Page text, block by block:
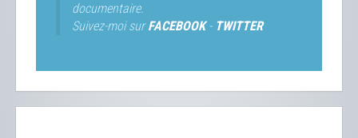
documentaire.
Suivez-moi surFACEBOOK- TWITTER